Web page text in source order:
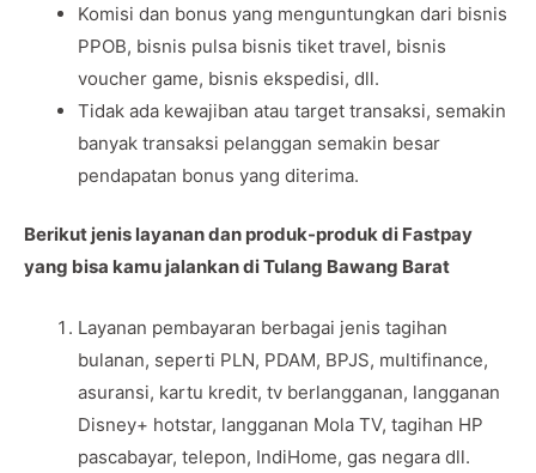
Komisi dan bonus yang menguntungkan dari bisnis
PPOB, bisnis pulsa bisnis tiket travel, bisnis
voucher game, bisnis ekspedisi, dll.
Tidak ada kewajiban atau target transaksi, semakin
banyak transaksi pelanggan semakin besar
pendapatan bonus yang diterima.
Berikut jenis layanan dan produk-produk di Fastpay
yang bisa kamu jalankan di Tulang Bawang Barat
Layanan pembayaran berbagai jenis tagihan
bulanan, seperti PLN, PDAM, BPJS, multifinance,
asuransi, kartu kredit, tv berlangganan, langganan
Disney+ hotstar, langganan Mola TV, tagihan HP
pascabayar, telepon, IndiHome, gas negara dll.